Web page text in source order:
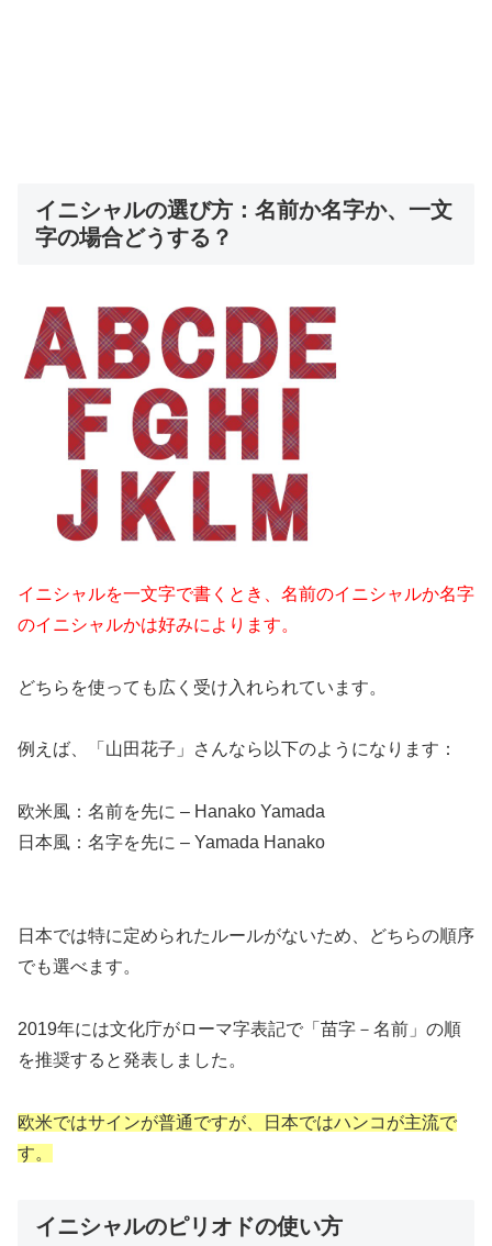
イニシャルの選び方：名前か名字か、一文
字の場合どうする？
イニシャルを一文字で書くとき、名前のイニシャルか名字
のイニシャルかは好みによります。
どちらを使っても広く受け入れられています。
例えば、「山田花子」さんなら以下のようになります：
欧米風：名前を先に – Hanako Yamada
日本風：名字を先に – Yamada Hanako
日本では特に定められたルールがないため、どちらの順序
でも選べます。
2019年には文化庁がローマ字表記で「苗字－名前」の順
を推奨すると発表しました。
欧米ではサインが普通ですが、日本ではハンコが主流で
す。
イニシャルのピリオドの使い方